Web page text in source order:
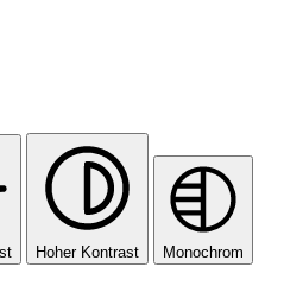
Hoher Kontrast Monochrom